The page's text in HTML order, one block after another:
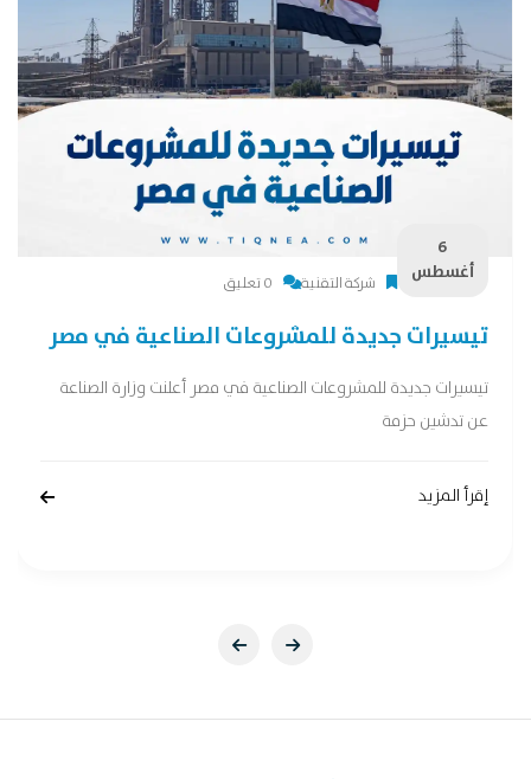
6
أغسطس
شركة التقنية 0 تعليق
تيسيرات جديدة للمشروعات الصناعية في مصر
تيسيرات جديدة للمشروعات الصناعية في مصر أعلنت وزارة الصناعة
عن تدشين حزمة
إقرأ المزيد